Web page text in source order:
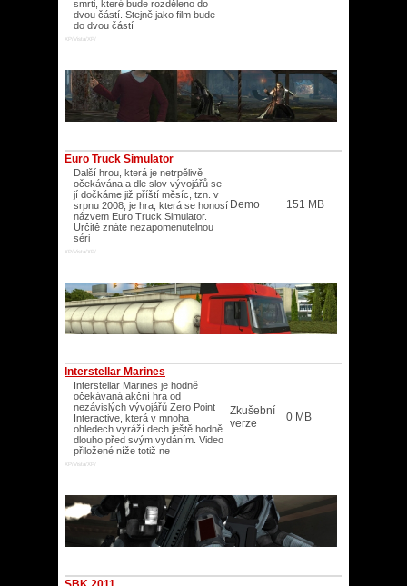
smrti, které bude rozděleno do
dvou částí. Stejně jako film bude
do dvou částí
XP/Vista/XP/
Euro Truck Simulator
Další hrou, která je netrpělivě
očekávána a dle slov vývojářů se
jí dočkáme již příští měsíc, tzn. v
srpnu 2008, je hra, která se honosí
názvem Euro Truck Simulator.
Určitě znáte nezapomenutelnou
séri
XP/Vista/XP/
Demo 151 MB
Interstellar Marines
Interstellar Marines je hodně
očekávaná akční hra od
nezávislých vývojářů Zero Point
Interactive, která v mnoha
ohledech vyráží dech ještě hodně
dlouho před svým vydáním. Video
přiložené níže totiž ne
XP/Vista/XP/
Zkušební
verze
0 MB